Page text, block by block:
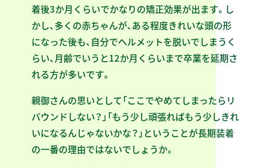
着後3か月くらいでかなりの矯正効果が出ます。し
かし、多くの赤ちゃんが、ある程度きれいな頭の形
になった後も、自分でヘルメットを脱いでしまうく
らい、月齢でいうと12か月くらいまで卒業を延期さ
れる方が多いです。
親御さんの思いとして「ここでやめてしまったらリ
バウンドしない？」「もう少し頑張ればもう少しきれ
いになるんじゃないかな？」ということが長期装着
の一番の理由ではないでしょうか。